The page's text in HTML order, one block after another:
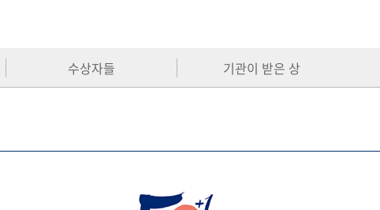
수상자들 기관이 받은 상